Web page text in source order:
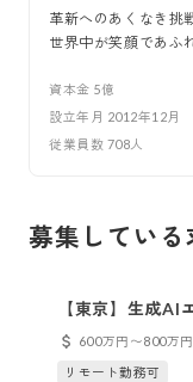
革新へのあくなき挑
世界中が笑顔であふ
資本金 5億
設立年月 2012年12月
従業員数 708人
募集している
【東京】生成AI
600万円〜800万円
リモート勤務可